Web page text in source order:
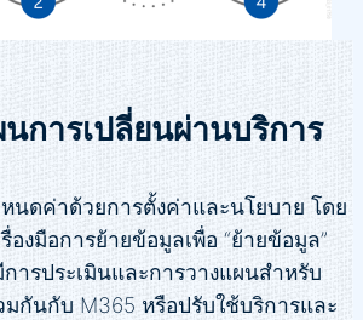
การเปลี่ยนผ่านบริการ
นดค่าด้วยการตั้งค่าและนโยบาย โดย
องมือการย้ายข้อมูลเพื่อ “ย้ายข้อมูล”
ารประเมินและการวางแผนสำหรับ
มกันกับ M365 หรือปรับใช้บริการและ